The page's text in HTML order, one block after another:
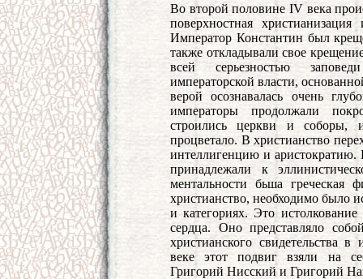
Во второй половине IV века
поверхностная
Император Константин был
также откладывали свое
всей серьезностью
императорской власти,
верой осознавалась очень
императоры продолжали
строились церкви и соборы,
процветало. В христианство
интеллигенцию и аристократию.
принадлежали к
ментальности бьша
христианство, необходимо было
и категориях. Это
сердца. Оно представляло
христианского свидетельства
веке этот подвиг взяли на
Григорий Нисский и Григорий